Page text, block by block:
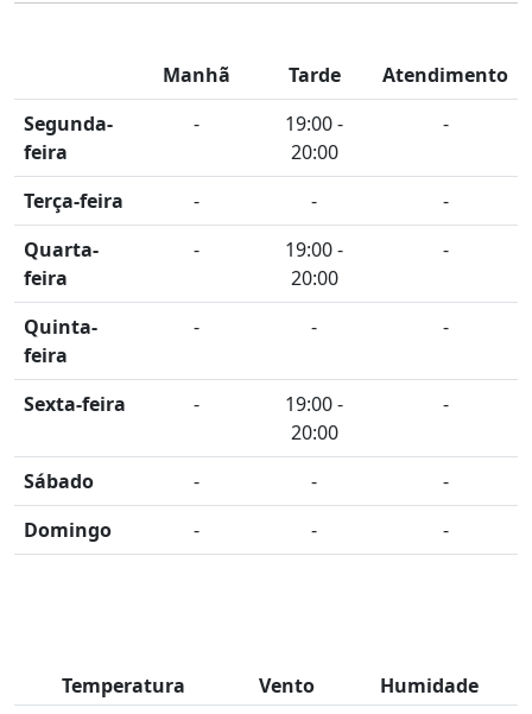
Manhã Tarde
Atendimento
Segunda-
feira
-
19:00 -
20:00
-
Terça-feira - -
-
Quarta-
feira
-
19:00 -
20:00
-
Quinta-
feira
- - -
Sexta-feira -
19:00 -
20:00
-
Sábado - -
-
Domingo
- - -
Temperatura Vento Humidade